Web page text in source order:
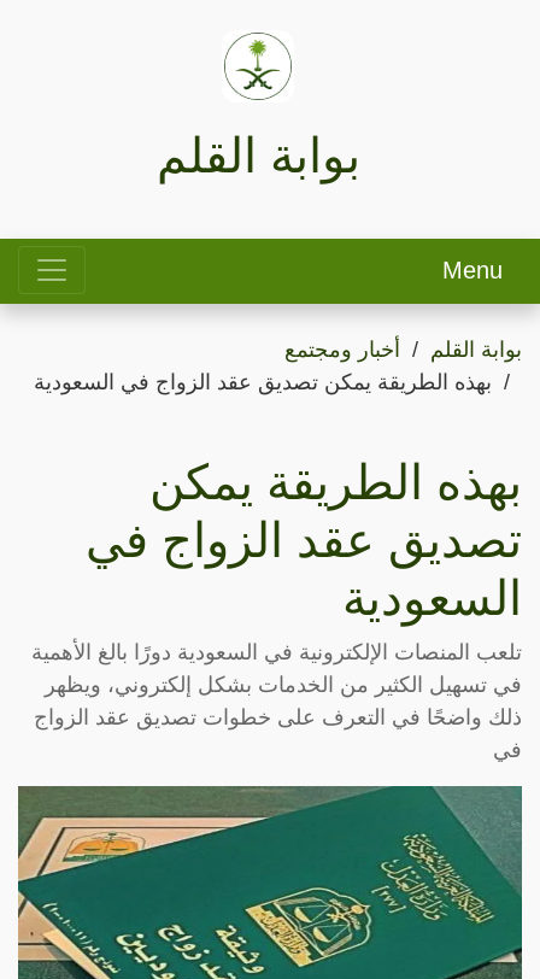
بوابة القلم
Menu
بوابة القلم
أخبار ومجتمع
بهذه الطريقة يمكن تصديق عقد الزواج في السعودية
بهذه الطريقة يمكن
تصديق عقد الزواج في
السعودية
تلعب المنصات الإلكترونية في السعودية دورًا بالغ الأهمية
في تسهيل الكثير من الخدمات بشكل إلكتروني، ويظهر
ذلك واضحًا في التعرف على خطوات تصديق عقد الزواج
في